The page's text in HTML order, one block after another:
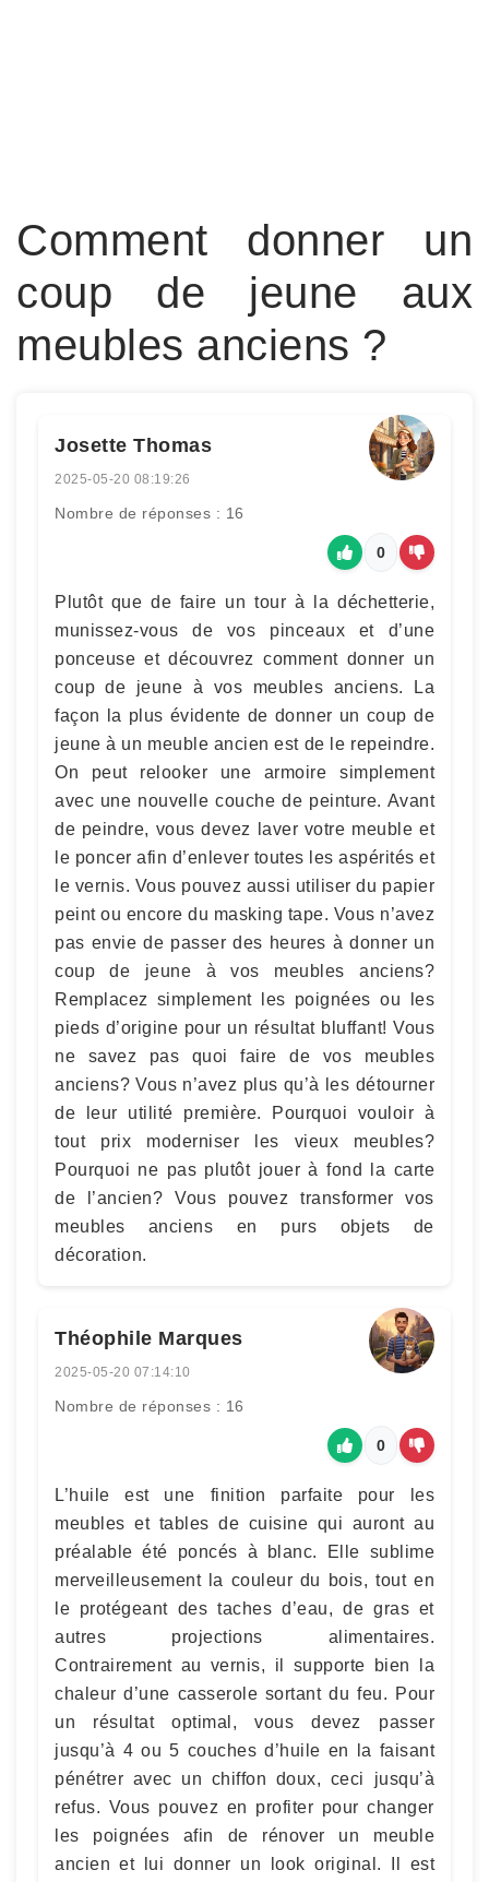
Comment donner un
coup de jeune aux
meubles anciens ?
Josette Thomas
2025-05-20 08:19:26
Nombre de réponses : 16
0
Plutôt que de faire un tour à la déchetterie,
munissez-vous de vos pinceaux et d’une
ponceuse et découvrez comment donner un
coup de jeune à vos meubles anciens. La
façon la plus évidente de donner un coup de
jeune à un meuble ancien est de le repeindre.
On peut relooker une armoire simplement
avec une nouvelle couche de peinture. Avant
de peindre, vous devez laver votre meuble et
le poncer afin d’enlever toutes les aspérités et
le vernis. Vous pouvez aussi utiliser du papier
peint ou encore du masking tape. Vous n’avez
pas envie de passer des heures à donner un
coup de jeune à vos meubles anciens?
Remplacez simplement les poignées ou les
pieds d’origine pour un résultat bluffant! Vous
ne savez pas quoi faire de vos meubles
anciens? Vous n’avez plus qu’à les détourner
de leur utilité première. Pourquoi vouloir à
tout prix moderniser les vieux meubles?
Pourquoi ne pas plutôt jouer à fond la carte
de l’ancien? Vous pouvez transformer vos
meubles anciens en purs objets de
décoration.
Théophile Marques
2025-05-20 07:14:10
Nombre de réponses : 16
0
L’huile est une finition parfaite pour les
meubles et tables de cuisine qui auront au
préalable été poncés à blanc. Elle sublime
merveilleusement la couleur du bois, tout en
le protégeant des taches d’eau, de gras et
autres projections alimentaires.
Contrairement au vernis, il supporte bien la
chaleur d’une casserole sortant du feu. Pour
un résultat optimal, vous devez passer
jusqu’à 4 ou 5 couches d’huile en la faisant
pénétrer avec un chiffon doux, ceci jusqu’à
refus. Vous pouvez en profiter pour changer
les poignées afin de rénover un meuble
ancien et lui donner un look original. Il est